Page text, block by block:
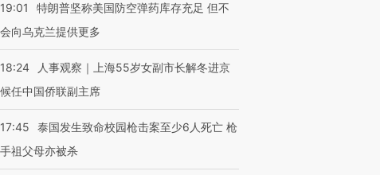
19:01
特朗普坚称美国防空弹药库存充足 但不
会向乌克兰提供更多
18:24
人事观察｜上海55岁女副市长解冬进京
候任中国侨联副主席
17:45
泰国发生致命校园枪击案至少6人死亡 枪
手祖父母亦被杀